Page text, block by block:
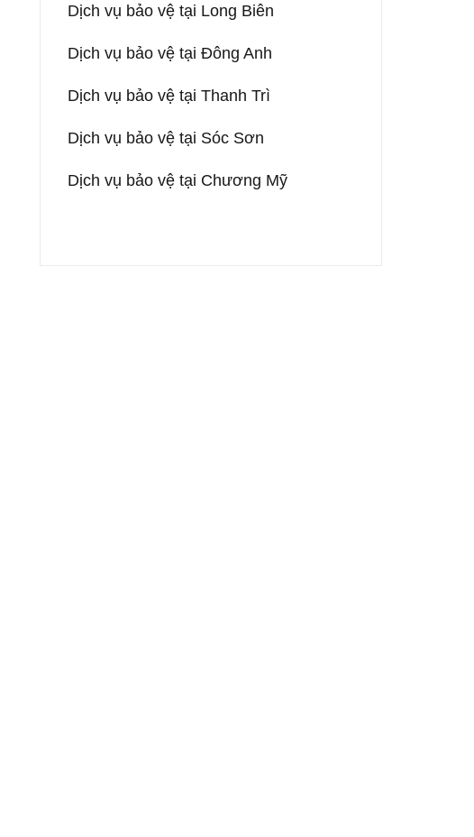
Dịch vụ bảo vệ tại Long Biên
Dịch vụ bảo vệ tại Đông Anh
Dịch vụ bảo vệ tại Thanh Trì
Dịch vụ bảo vệ tại Sóc Sơn
Dịch vụ bảo vệ tại Chương Mỹ